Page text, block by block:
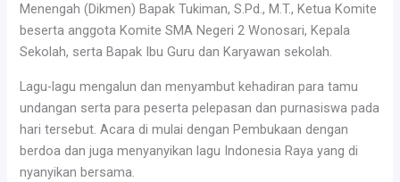
Menengah (Dikmen) Bapak Tukiman, S.Pd., M.T., Ketua Komite
beserta anggota Komite SMA Negeri 2 Wonosari, Kepala
Sekolah, serta Bapak Ibu Guru dan Karyawan sekolah.
Lagu-lagu mengalun dan menyambut kehadiran para tamu
undangan serta para peserta pelepasan dan purnasiswa pada
hari tersebut. Acara di mulai dengan Pembukaan dengan
berdoa dan juga menyanyikan lagu Indonesia Raya yang di
nyanyikan bersama.